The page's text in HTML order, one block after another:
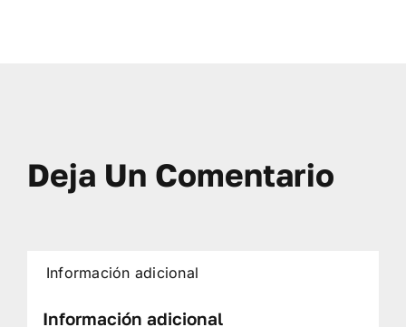
Deja Un Comentario
Información adicional
Información adicional